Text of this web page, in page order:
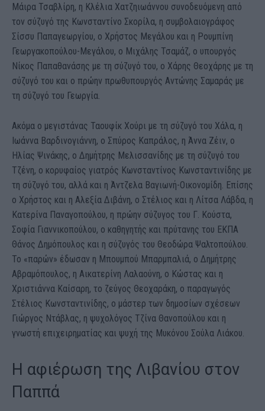
Μάιρα Τσαβλίρη, η Κλέλια Χατζηιωάννου συνοδευόμενη από
τον σύζυγό της Κωνσταντίνο Σκορίλα, η συμβολαιογράφος
Σίσσυ Παπαγεωργίου, ο Χρήστος Μεγάλου και η Ρουμπίνη
Γεωργακοπούλου-Μεγάλου, ο Μιχάλης Τσαμάζ, ο υπουργός
Νίκος Παπαθανάσης με τη σύζυγό του, ο Χάρης Θεοχάρης με τη
σύζυγό του και ο πρώην πρωθυπουργός Αντώνης Σαμαράς με
τη σύζυγό του Γεωργία.
Ακόμα ο μεγιστάνας Ταουφίκ Χούρι με τη σύζυγό του Χάλα, η
Ιωάννα Βαρδινογιάννη, ο Σπύρος Καπράλος, η Άννα Ζέιν, ο
Ηλίας Ψινάκης, ο Δημήτρης Μελισσανίδης με τη σύζυγό του
Τζένη, ο κορυφαίος γιατρός Κωνσταντίνος Κωνσταντινίδης με
τη σύζυγό του, αλλά και η Άντζελα Βαγιωνή-Οικονομίδη. Επίσης
ο Χρήστος και η Αλεξία Διβάνη, ο Στέλιος και η Λίτσα Λάβδα, η
Κατερίνα Παναγοπούλου, η πρώην σύζυγος του Γ. Κούστα,
Σοφία Γιαννικοπούλου, ο καθηγητής και πρύτανης του ΕΚΠΑ
Θάνος Δημόπουλος και η σύζυγός του Θεοδώρα Ψαλτοπούλου.
Το «παρών» έδωσαν η Μπουμπού Μπαρμπαλιά, ο Δημήτρης
Αβραμόπουλος, η Αικατερίνη Λαλαούνη, ο Κώστας και η
Χριστιάννα Καίσαρη, το ζεύγος Θεοχαράκη, ο παραγωγός
Στέλιος Κωνσταντινίδης, ο μάστερ των δημοσίων σχέσεων
Γιώργος Ντάβλας, η ψυχολόγος Τζίνα Θανοπούλου και η
γνωστή επιχειρηματίας και ψυχή της Μυκόνου Σούλα Λιάκου.
Η αφιέρωση της Λιβανίου στον
Παππά